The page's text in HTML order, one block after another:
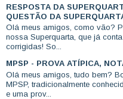
RESPOSTA DA
QUESTÃO DA
Olá meus amigos, como vão?
nossa Superquarta, que já
corrigidas! So...
MPSP - PROVA ATÍPICA,
Olá meus amigos, tudo bem?
MPSP, tradicionalmente
e uma prov...